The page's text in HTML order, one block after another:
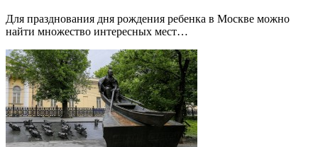
Для празднования дня рождения ребенка в Москве можно
найти множество интересных мест…